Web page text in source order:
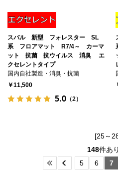
スバル 新型 フォレスター SL
系 フロアマット R7/4～ カーマ
ット 抗菌 抗ウイルス 消臭 エ
クセレントタイプ
国内自社製造・消臭・抗菌
￥11,500
5.0 （2）
[25～
148件あ
5
6 7